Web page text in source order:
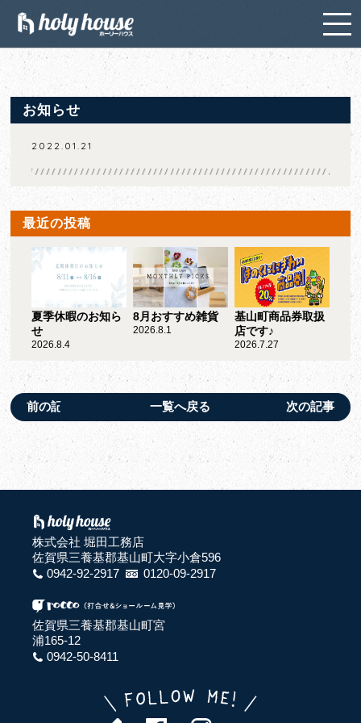
お知らせ
2022.01.21
最近の投稿
夏季休暇のお知ら
せ
2026.8.4
8月おすすめ雑貨
2026.8.1
基山町商品券取扱
店です♪
2026.7.27
前の記事 一覧へ戻る 次の記事
株式会社 堀田工務店
佐賀県三養基郡基山町大字小倉596
0942-92-2917
0120-09-2917
佐賀県三養基郡基山町宮
浦165-12
0942-50-8411